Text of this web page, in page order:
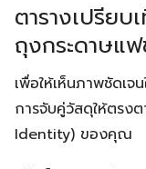
Search
for:
ตารางเปรีย
ถุงกระดาษแ
เพื่อให้เห็นภาพชัดเ
การจับคู่วัสดุให้ตร
Identity) ของคุณ